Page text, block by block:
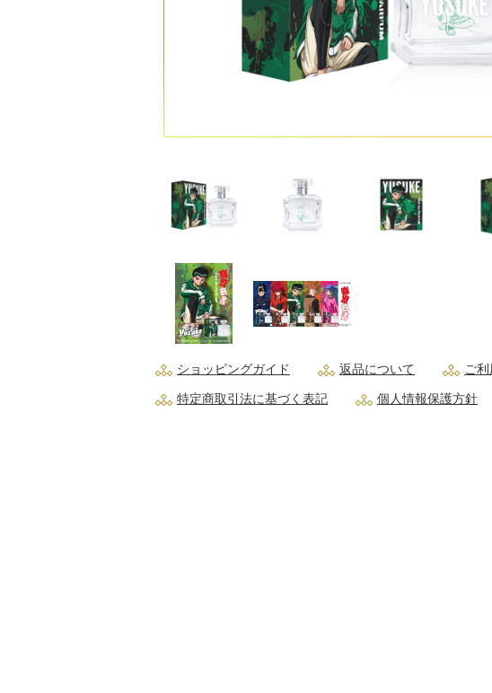
ショッピングガイド 返品について ご利
特定商取引法に基づく表記 個人情報保護方針